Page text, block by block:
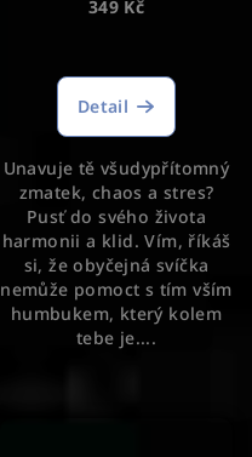
349 Kč
Detail
Unavuje tě všudypřítomný
zmatek, chaos a stres?
Pusť do svého života
harmonii a klid. Vím, říkáš
si, že obyčejná svíčka
nemůže pomoct s tím vším
humbukem, který kolem
tebe je....